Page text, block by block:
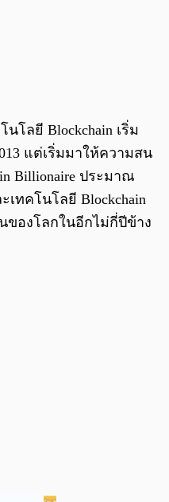
โลยี Blockchain เริ่ม
แต่เริ่มมาให้ความสน
Billionaire ประมาณ
เทคโนโลยี Blockchain
ของโลกในอีกไม่กี่ปีข้าง